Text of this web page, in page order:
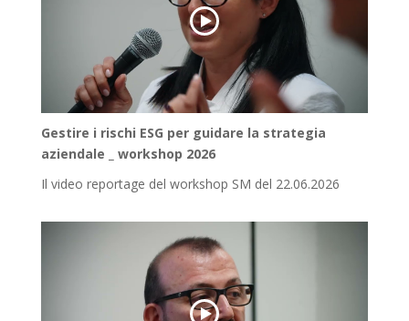
Gestire i rischi ESG per guidare la strategia
aziendale _ workshop 2026
Il video reportage del workshop SM del 22.06.2026